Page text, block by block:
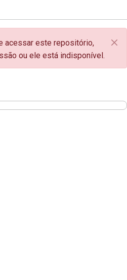
acessar este repositório,
ou ele está indisponível.